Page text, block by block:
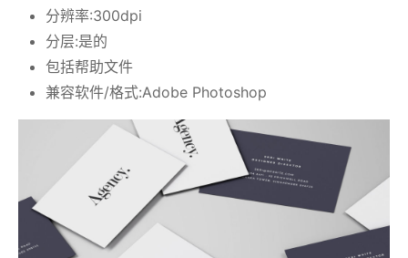
分辨率:300dpi
分层:是的
包括帮助文件
兼容软件/格式:Adobe Photoshop